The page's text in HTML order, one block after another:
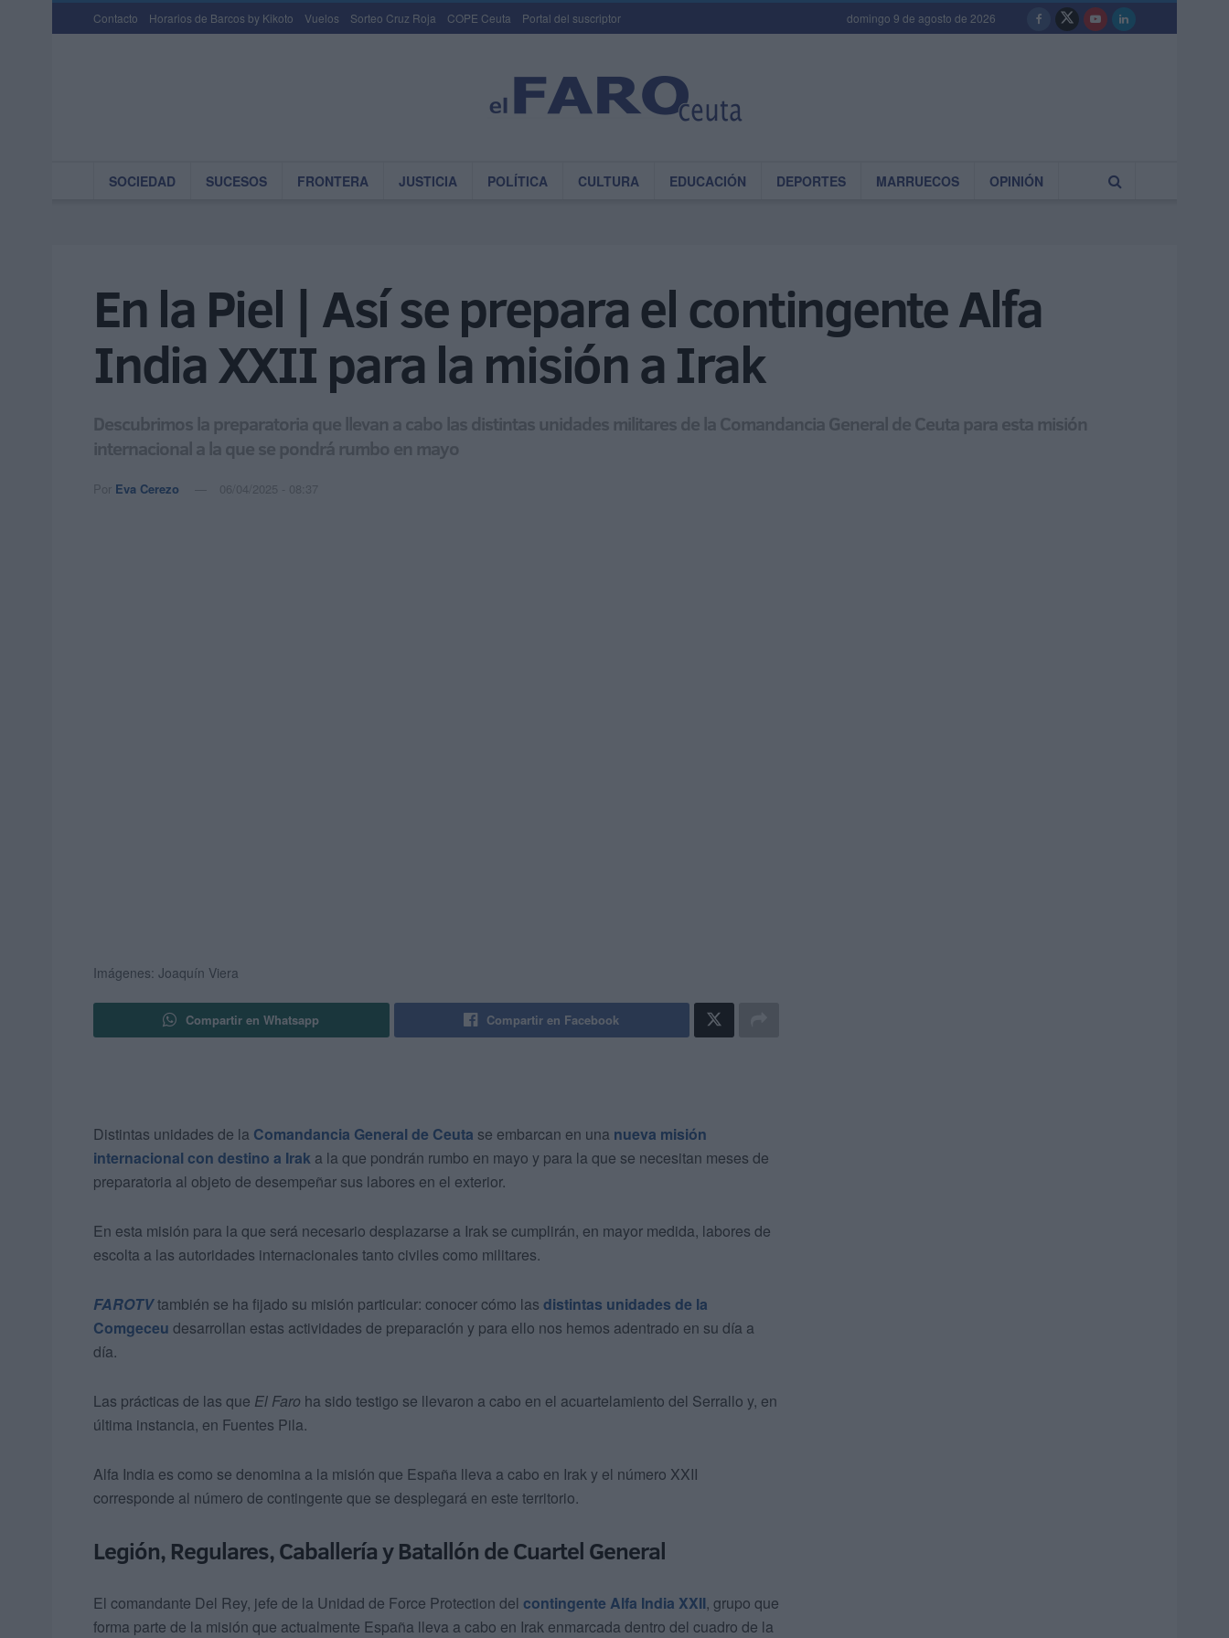
Contacto Horarios de Barcos by Kikoto Vuelos Sorteo Cruz Roja COPE Ceuta Portal del suscriptor domingo 9 de agosto de 2026
SOCIEDAD SUCESOS FRONTERA JUSTICIA POLÍTICA CULTURA EDUCACIÓN DEPORTES MARRUECOS OPINIÓN
En la Piel | Así se prepara el contingente Alfa
India XXII para la misión a Irak
Descubrimos la preparatoria que llevan a cabo las distintas unidades militares de la Comandancia General de Ceuta para esta misión
internacional a la que se pondrá rumbo en mayo
Por Eva Cerezo 06/04/2025 - 08:37
Imágenes: Joaquín Viera
Compartir en Whatsapp Compartir en Facebook
Distintas unidades de la Comandancia General de Ceuta se embarcan en una nueva misión
internacional con destino a Irak a la que pondrán rumbo en mayo y para la que se necesitan meses de
preparatoria al objeto de desempeñar sus labores en el exterior.
En esta misión para la que será necesario desplazarse a Irak se cumplirán, en mayor medida, labores de
escolta a las autoridades internacionales tanto civiles como militares.
FAROTVtambién se ha fijado su misión particular: conocer cómo las distintas unidades de la
Comgeceu desarrollan estas actividades de preparación y para ello nos hemos adentrado en su día a
día.
Las prácticas de las que El Faro ha sido testigo se llevaron a cabo en el acuartelamiento del Serrallo y, en
última instancia, en Fuentes Pila.
Alfa India es como se denomina a la misión que España lleva a cabo en Irak y el número XXII
corresponde al número de contingente que se desplegará en este territorio.
Legión, Regulares, Caballería y Batallón de Cuartel General
El comandante Del Rey, jefe de la Unidad de Force Protection del contingente Alfa India XXII, grupo que
forma parte de la misión que actualmente España lleva a cabo en Irak enmarcada dentro del cuadro de la